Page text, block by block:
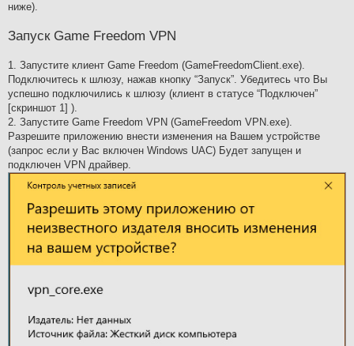
ниже).
Запуск Game Freedom VPN
1. Запустите клиент Game Freedom (GameFreedomClient.exe).
Подключитесь к шлюзу, нажав кнопку “Запуск”. Убедитесь что Вы
успешно подключились к шлюзу (клиент в статусе “Подключен”
[скриншот 1] ).
2. Запустите Game Freedom VPN (GameFreedom VPN.exe).
Разрешите приложению внести изменения на Вашем устройстве
(запрос если у Вас включен Windows UAC) Будет запущен и
подключен VPN драйвер.